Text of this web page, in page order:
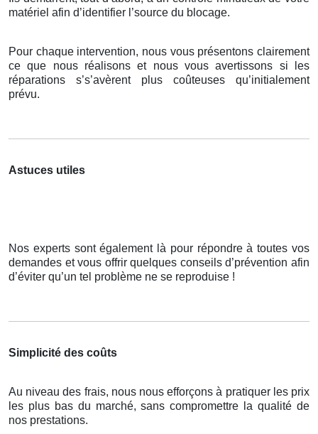
matériel afin d’identifier l’source du blocage.
Pour chaque intervention, nous vous présentons clairement
ce que nous réalisons et nous vous avertissons si les
réparations s’s’avèrent plus coûteuses qu’initialement
prévu.
Astuces utiles
Nos experts sont également là pour répondre à toutes vos
demandes et vous offrir quelques conseils d’prévention afin
d’éviter qu’un tel problème ne se reproduise !
Simplicité des coûts
Au niveau des frais, nous nous efforçons à pratiquer les prix
les plus bas du marché, sans compromettre la qualité de
nos prestations.